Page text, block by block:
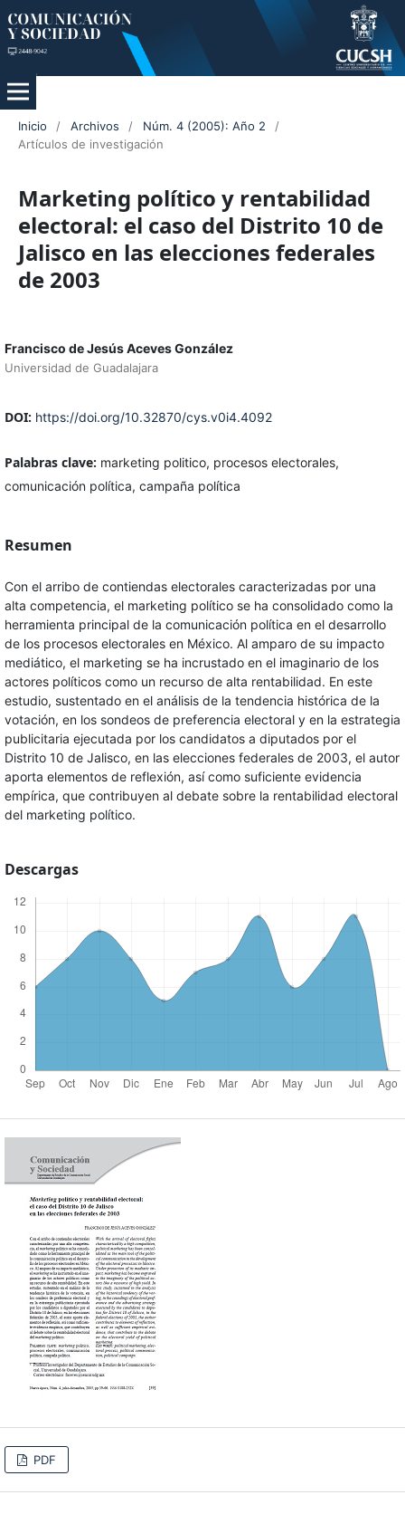
Inicio / Archivos / Núm. 4 (2005): Año 2
/
Artículos de investigación
Marketing político y rentabilidad
electoral: el caso del Distrito 10 de
Jalisco en las elecciones federales
de 2003
Francisco de Jesús Aceves González
Universidad de Guadalajara
DOI: https://doi.org/10.32870/cys.v0i4.4092
Palabras clave: marketing politico, procesos electorales,
comunicación política, campaña política
Resumen
Con el arribo de contiendas electorales caracterizadas por una
alta competencia, el marketing político se ha consolidado como la
herramienta principal de la comunicación política en el desarrollo
de los procesos electorales en México. Al amparo de su impacto
mediático, el marketing se ha incrustado en el imaginario de los
actores políticos como un recurso de alta rentabilidad. En este
estudio, sustentado en el análisis de la tendencia histórica de la
votación, en los sondeos de preferencia electoral y en la estrategia
publicitaria ejecutada por los candidatos a diputados por el
Distrito 10 de Jalisco, en las elecciones federales de 2003, el autor
aporta elementos de reflexión, así como suficiente evidencia
empírica, que contribuyen al debate sobre la rentabilidad electoral
del marketing político.
Descargas
PDF